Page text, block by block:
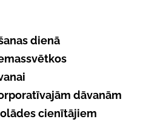
dienā
dāvanām
cienītājiem